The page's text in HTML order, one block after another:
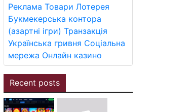
Реклама Товари Лотерея
Букмекерська контора
(азартні ігри) Транзакція
Українська гривня Соціальна
мережа Онлайн казино
Recent posts